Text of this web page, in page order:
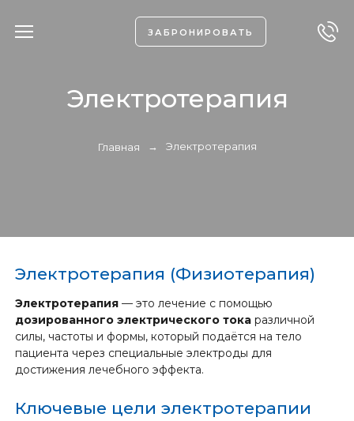
ЗАБРОНИРОВАТЬ
Электротерапия
Главная → Электротерапия
Электротерапия (Физиотерапия)
Электротерапия — это лечение с помощью
дозированного электрического тока различной
силы, частоты и формы, который подаётся на тело
пациента через специальные электроды для
достижения лечебного эффекта.
Ключевые цели электротерапии